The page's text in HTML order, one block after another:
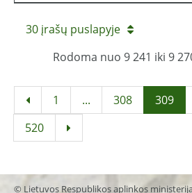
30 įrašų puslapyje
Rodoma nuo 9 241 iki 9
1 ... 308 309
520
© Lietuvos Respublikos aplinkos